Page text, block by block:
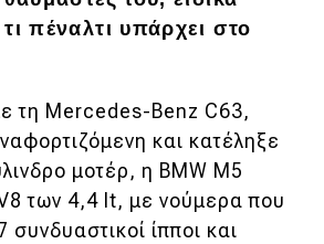
πέναλτι υπάρχει στο
τη Mercedes-Benz C63,
και κατέληξε
μοτέρ, η BMW M5
των 4,4 lt, με νούμερα που
ίπποι και